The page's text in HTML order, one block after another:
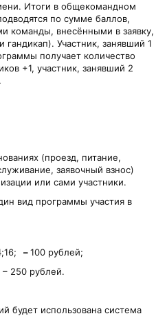
Итоги в общекомандном
по сумме баллов,
команды, внесёнными в заявку,
гандикап). Участник, занявший 1
получает количество
+1, участник, занявший 2
(проезд, питание,
заявочный взнос)
или сами участники.
вид программы участия в
–100 рублей;
250 рублей.
будет использована система